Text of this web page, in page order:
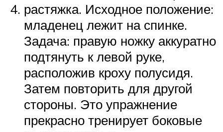
растяжка. Исходное положение:
младенец лежит на спинке.
Задача: правую ножку аккуратно
подтянуть к левой руке,
расположив кроху полусидя.
Затем повторить для другой
стороны. Это упражнение
прекрасно тренирует боковые